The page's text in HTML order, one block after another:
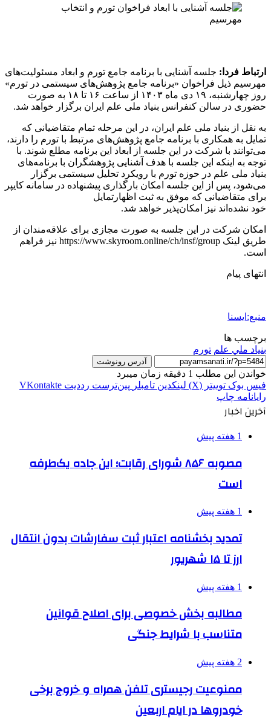
ارتباط فردا: جلسه آشنایی با برنامه جامع تورم و ابعاد مسئولیت‌های
مهرسیم ذیل فراخوان «برنامه جامع پژوهش‌های سیستمی در تورم»
روز چهارشنبه، ۱۹ دی ماه ۱۴۰۳ از ساعت ۱۶ تا ۱۸ به صورت
حضوری در سالن کنفرانس بنیاد ملی علم ایران برگزار خواهد شد.
به نقل از بنیاد ملی علم ایران، در این مرحله تمام متقاضیانی که
تمایل به همکاری با برنامه جامع پژوهش‌های مرتبط با تورم را دارند،
می‌توانند با شرکت در این جلسه از ابعاد این برنامه مطلع شوند. با
توجه به اینکه این جلسه با هدف آشنایی پژوهشگران با برنامه‌های
بنیاد ملی علم در حوزه تورم با رویکرد تحلیل سیستمی برگزار
می‌شود، پس از این جلسه امکان بارگذاری پیشنهاده در سامانه کایپر
برای متقاضیانی که موفق به ثبت اظهارتمایل
خود نشده‌اند نیز امکان‌پذیر خواهد شد.
امکان شرکت در این جلسه به صورت مجازی برای علاقه‌مندان از
طریق لینک https://www.skyroom.online/ch/insf/group نیز فراهم
است.
انتهای پیام
منبع:ایسنا
برچسب ها
بنياد ملي علم تورم
آدرس رونوشت
خواندن این مطلب 1 دقیقه زمان میبرد
فیس بوک توییتر (X) لینکدین ‫تامبلر ‫پین‌ترست ‫رددیت ‫VKontakte
رایانامه چاپ
آخرین اخبار
1 هفته پیش
مصوبه ۸۵۶ شورای رقابت؛ این جاده یک‌طرفه
است
1 هفته پیش
تمدید بخشنامه اعتبار ثبت سفارشات بدون انتقال
ارز تا ۱۵ شهریور
1 هفته پیش
مطالبه بخش خصوصی برای اصلاح قوانین
متناسب با شرایط جنگی
2 هفته پیش
ممنوعیت رجیستری تلفن همراه و خروج برخی
خودروها در ایام اربعین